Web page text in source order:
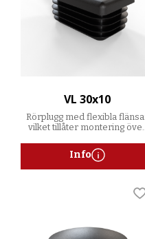
VL 30x10
Rörplugg med flexibla
vilket tillåter montering över
Info